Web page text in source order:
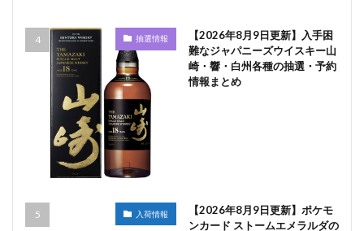
抽選情報
【2026年8月9日更新】入手困
難なジャパニーズウイスキー山
崎・響・白州各種の抽選・予約
情報まとめ
入荷情報
【2026年8月9日更新】ポケモ
ンカード ストームエメラルダの